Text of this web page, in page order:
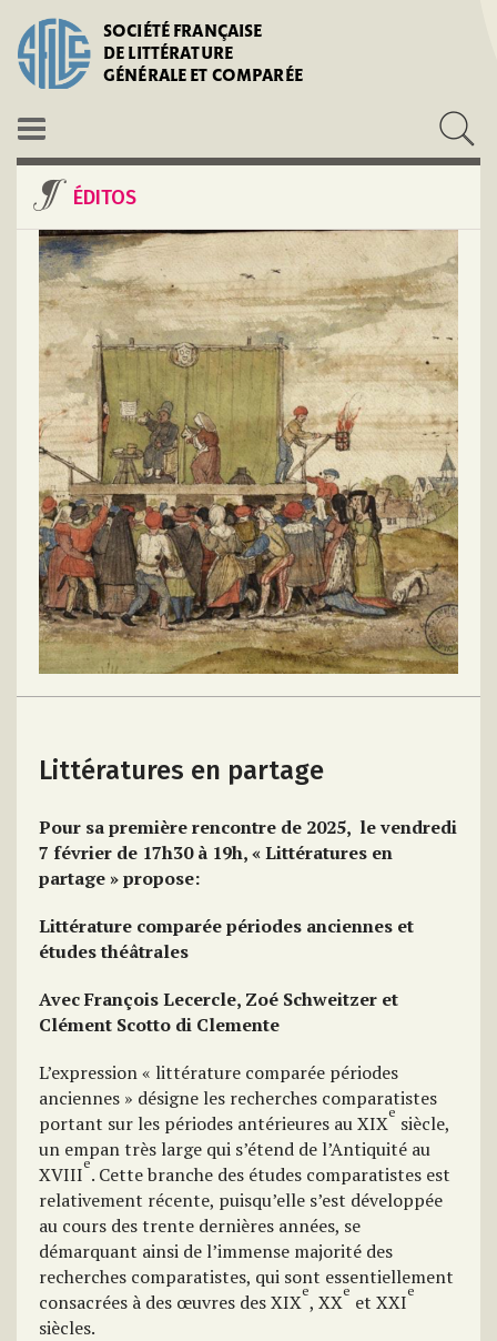
SOCIÉTÉ FRANÇAISE
DE LITTÉRATURE
GÉNÉRALE ET COMPARÉE
ÉDITOS
Littératures en partage
Pour sa première rencontre de 2025, le vendredi
7 février de 17h30 à 19h, « Littératures en
partage » propose:
Littérature comparée périodes anciennes et
études théâtrales
Avec François Lecercle, Zoé Schweitzer et
Clément Scotto di Clemente
L’expression « littérature comparée périodes
anciennes » désigne les recherches comparatistes
portant sur les périodes antérieures au XIXe siècle,
un empan très large qui s’étend de l’Antiquité au
XVIIIe. Cette branche des études comparatistes est
relativement récente, puisqu’elle s’est développée
au cours des trente dernières années, se
démarquant ainsi de l’immense majorité des
recherches comparatistes, qui sont essentiellement
consacrées à des œuvres des XIXe, XXe et XXIe
siècles.